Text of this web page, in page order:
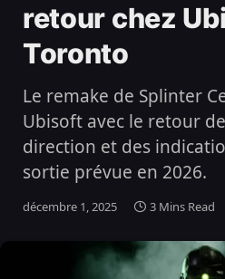
retour chez
Toronto
Le remake de Splinter
Ubisoft avec le retour
direction et des
sortie prévue en 2026.
décembre 1, 2025 3 Mins Read